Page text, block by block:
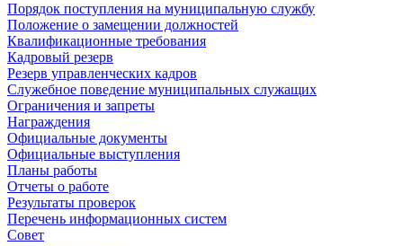
Порядок поступления на муниципальную службу
Положение о замещении должностей
Квалификационные требования
Кадровый резерв
Резерв управленческих кадров
Служебное поведение муниципальных служащих
Ограничения и запреты
Награждения
Официальные документы
Официальные выступления
Планы работы
Отчеты о работе
Результаты проверок
Перечень информационных систем
Совет